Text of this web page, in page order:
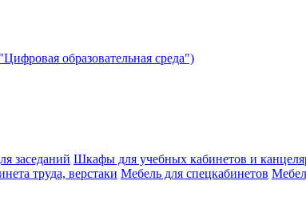
образовательная среда")
заседаний Шкафы для учебных кабинетов и
труда, верстаки Мебель для спецкабинетов